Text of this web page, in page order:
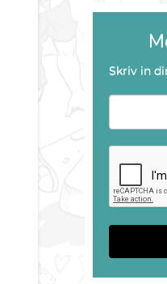
Skriv in